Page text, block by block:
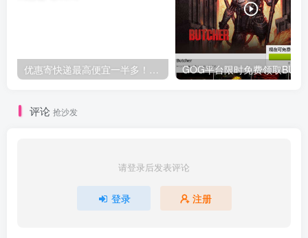
优惠寄快递最高便宜一半多！白鸽惠递
评论 抢沙发
请登录后发表评论
登录 注册